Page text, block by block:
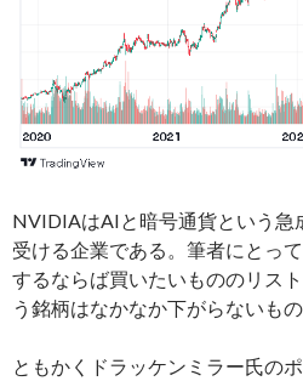
NVIDIAはAIと暗号通貨という急
受ける企業である。筆者にとっ
するならば買いたいもののリス
う銘柄はなかなか下がらないもの
ともかくドラッケンミラー氏の